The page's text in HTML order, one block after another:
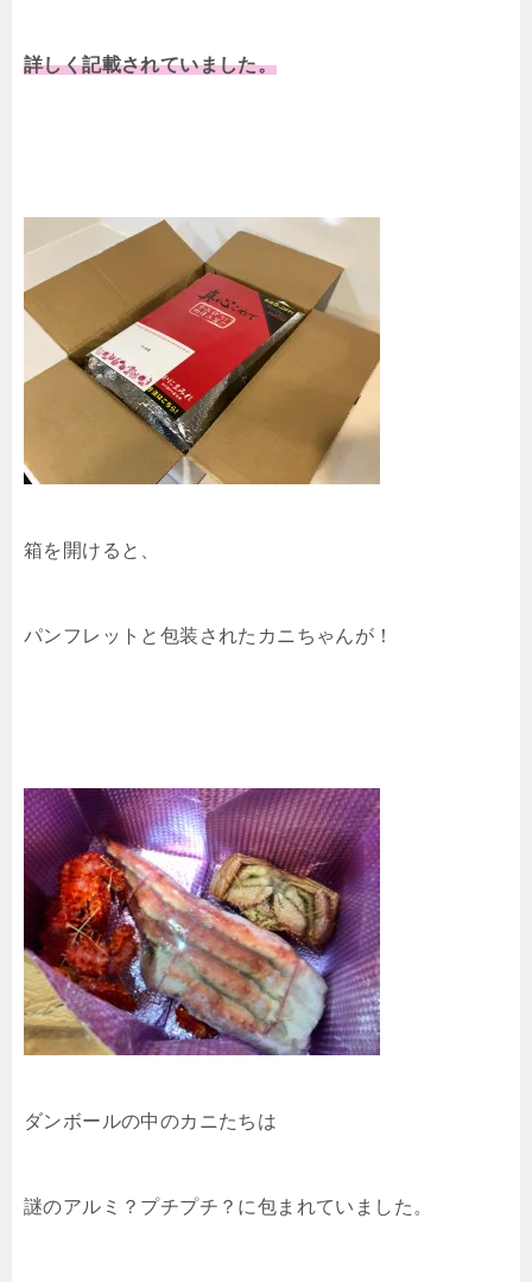
詳しく記載されていました。
箱を開けると、
パンフレットと包装されたカニちゃんが！
ダンボールの中のカニたちは
謎のアルミ？プチプチ？に包まれていました。